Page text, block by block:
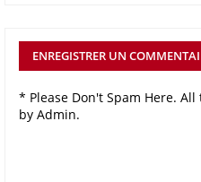
ENREGISTRER UN
* Please Don't Spam Here.
by Admin.